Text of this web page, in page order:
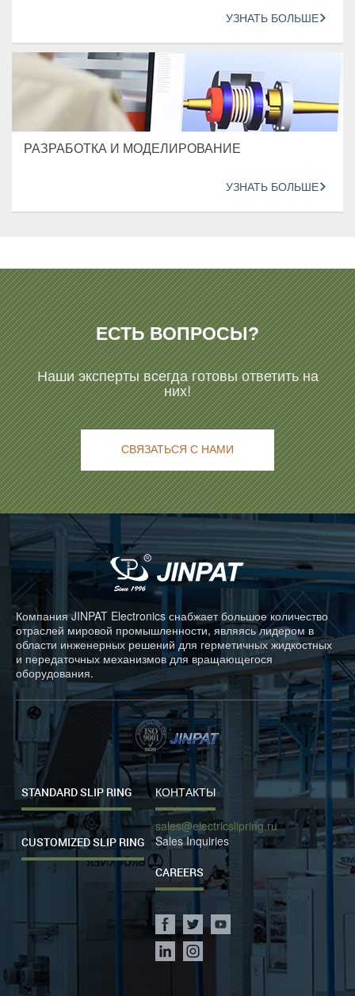
УЗНАТЬ БОЛЬШЕ
РАЗРАБОТКА И МОДЕЛИРОВАНИЕ
УЗНАТЬ БОЛЬШЕ
ЕСТЬ ВОПРОСЫ?
Наши эксперты всегда готовы ответить на
них!
СВЯЗАТЬСЯ С НАМИ
Компания JINPAT Electronics снабжает большое количество
отраслей мировой промышленности, являясь лидером в
области инженерных решений для герметичных жидкостных
и передаточных механизмов для вращающегося
оборудования.
STANDARD SLIP RING
CUSTOMIZED SLIP RING
КОНТАКТЫ
sales@electricslipring.ru
Sales Inquiries
CAREERS
Social